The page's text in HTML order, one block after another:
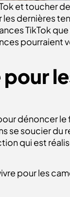
et toucher
dernières
TikTok
pourraient
pour
dénoncer
se soucier
qui est
pour les